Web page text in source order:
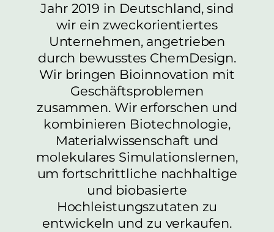
Jahr 2019 in Deutschland, sind
wir ein zweckorientiertes
Unternehmen, angetrieben
durch bewusstes ChemDesign.
Wir bringen Bioinnovation mit
Geschäftsproblemen
zusammen. Wir erforschen und
kombinieren Biotechnologie,
Materialwissenschaft und
molekulares Simulationslernen,
um fortschrittliche nachhaltige
und biobasierte
Hochleistungszutaten zu
entwickeln und zu verkaufen.